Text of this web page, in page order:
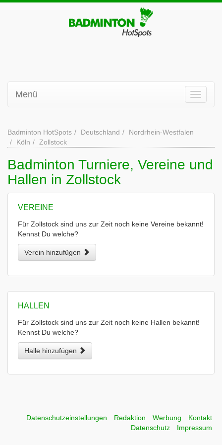
Menü
Badminton HotSpots Deutschland
Nordrhein-Westfalen
Köln
Zollstock
Badminton Turniere, Vereine und
Hallen in Zollstock
VEREINE
Für Zollstock sind uns zur Zeit noch keine Vereine bekannt!
Kennst Du welche?
Verein hinzufügen
HALLEN
Für Zollstock sind uns zur Zeit noch keine Hallen bekannt!
Kennst Du welche?
Halle hinzufügen
Datenschutzeinstellungen Redaktion Werbung
Kontakt
Datenschutz
Impressum